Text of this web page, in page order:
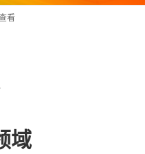
看
域